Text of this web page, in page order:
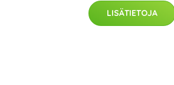
LISÄTIETOJA